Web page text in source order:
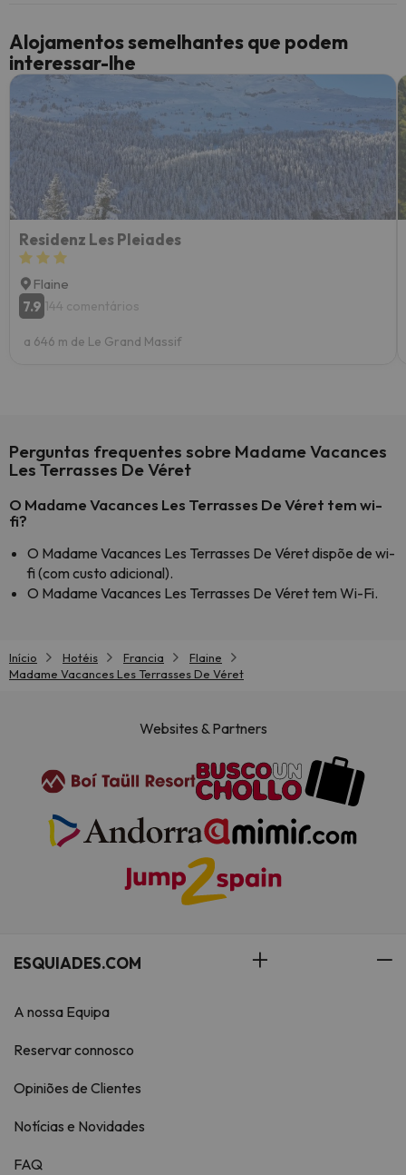
Alojamentos semelhantes que podem
interessar-lhe
Residenz Les Pleiades
Flaine
7.9 144 comentários
a 646 m de Le Grand Massif
Perguntas frequentes sobre Madame Vacances
Les Terrasses De Véret
O Madame Vacances Les Terrasses De Véret tem wi-
fi?
O Madame Vacances Les Terrasses De Véret dispõe de wi-
fi (com custo adicional).
O Madame Vacances Les Terrasses De Véret tem Wi-Fi.
Início Hotéis Francia
Flaine
Madame Vacances Les Terrasses De Véret
Websites & Partners
ESQUIADES.COM
A nossa Equipa
Reservar connosco
Opiniões de Clientes
Notícias e Novidades
FAQ